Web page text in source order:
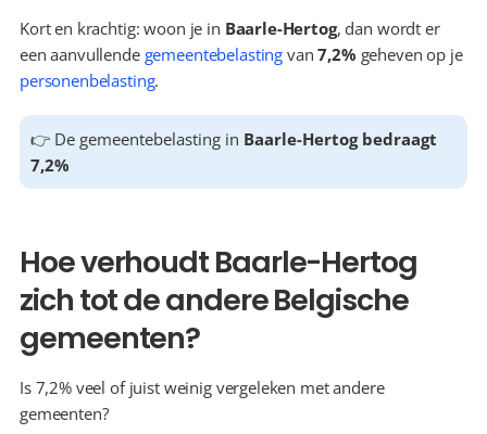
Kort en krachtig: woon je in Baarle-Hertog, dan wordt er
een aanvullende gemeentebelasting van 7,2%
geheven op je
personenbelasting.
👉 De gemeentebelasting in Baarle-Hertog bedraagt
7,2%
Hoe verhoudt Baarle-Hertog
zich tot de andere Belgische
gemeenten?
Is 7,2% veel of juist weinig vergeleken met andere
gemeenten?